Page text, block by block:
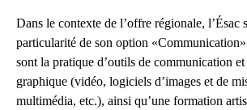
Dans le contexte de l’offre régionale, l’Ésac
particularité de son option
sont la pratique d’outils de communication et
graphique (vidéo, logiciels d’images et de
multimédia, etc.), ainsi qu’une formation